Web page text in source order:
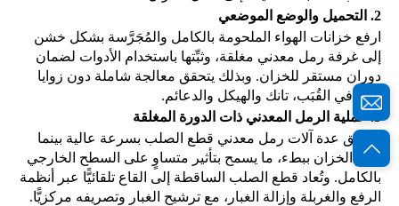
2.
التحميل والوضع الموضعي
ارفع خزانات الهواء الملحومة بالكامل والمُجَرَّسة بشكل خشن
إلى غرفة رمل معدني مغلقة، وثبِّتها باستخدام الأدوات لضمان
دوران مستقر للخزان. وبذلك يتحقق معالجة شاملة دون زوايا
ميتة في القُبَب، تانك والهيكل والدعائم.
عملية الرمل المعدني ذات الدورة المغلقة
وتطلق عدة آلات رمل معدني قطع الصلب بسرعة عالية بينما
يدور الخزان ببطء، ما يسمح بتأثير متساوٍ على السطح الخارجي
بالكامل. وتُعاد قطع الصلب الساقطة إلى القاع تلقائيًّا عبر أنظمة
الرفع والغربلة وإزالة الغبار، مع ترشيح الغبار وتصريفه مركزيًّا.